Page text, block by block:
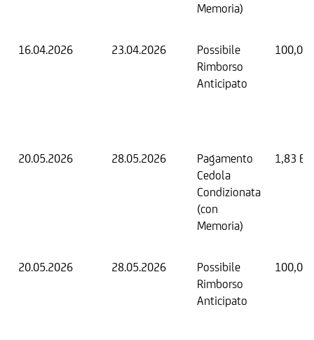
Memoria)
16.04.2026 23.04.2026
Possibile
Rimborso
Anticipato
100,00
20.05.2026 28.05.2026
Pagamento
Cedola
Condizionata
(con
Memoria)
1,83
20.05.2026 28.05.2026
Possibile
Rimborso
Anticipato
100,00